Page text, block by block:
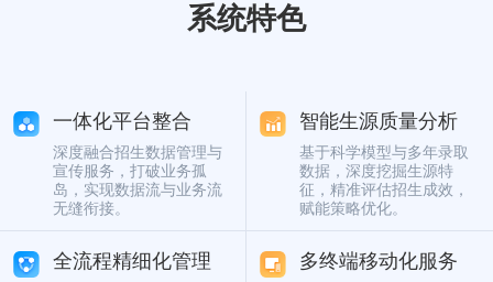
系统特色
一体化平台整合
深度融合招生数据管理与
宣传服务，打破业务孤
岛，实现数据流与业务流
无缝衔接。
智能生源质量分析
基于科学模型与多年录取
数据，深度挖掘生源特
征，精准评估招生成效，
赋能策略优化。
全流程精细化管理 多终端移动化服务